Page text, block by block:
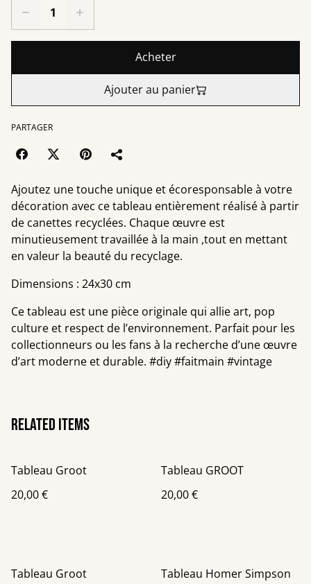
Acheter
Ajouter au panier
PARTAGER
Ajoutez une touche unique et écoresponsable à votre
décoration avec ce tableau entièrement réalisé à partir
de canettes recyclées. Chaque œuvre est
minutieusement travaillée à la main ,tout en mettant
en valeur la beauté du recyclage.
Dimensions : 24x30 cm
Ce tableau est une pièce originale qui allie art, pop
culture et respect de l’environnement. Parfait pour les
collectionneurs ou les fans à la recherche d’une œuvre
d’art moderne et durable. #diy #faitmain #vintage
Related items
Tableau Groot
20,00 €
Tableau GROOT
20,00 €
Tableau Groot Tableau Homer Simpson